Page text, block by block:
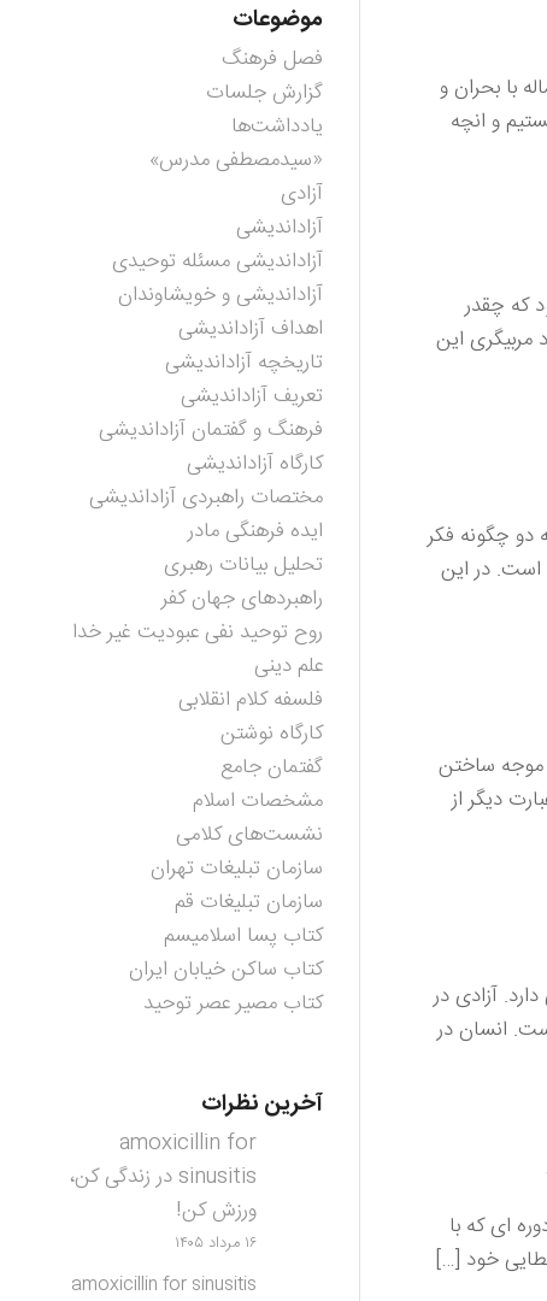
با بحران و
و انچه
که چقدر
این
دو چگونه فکر
است. در این
موجه ساختن
دیگر از
آزادی در
انسان در
ای که با
خود […]
موضوعات
فصل فرهنگ
گزارش جلسات
یادداشت‌ها
«سیدمصطفی مدرس»
آزادی
آزاداندیشی
آزاداندیشی مسئله توحیدی
آزاداندیشی و خویشاوندان
اهداف آزاداندیشی
تاریخچه آزاداندیشی
تعریف آزاداندیشی
فرهنگ و گفتمان آزاداندیشی
کارگاه آزاداندیشی
مختصات راهبردی آزاداندیشی
ایده فرهنگی مادر
تحلیل بیانات رهبری
راهبردهای جهان کفر
روح توحید نفی عبودیت غیر خدا
علم دینی
فلسفه کلام انقلابی
کارگاه نوشتن
گفتمان جامع
مشخصات اسلام
نشست‌های کلامی
سازمان تبلیغات تهران
سازمان تبلیغات قم
کتاب پسا اسلامیسم
کتاب ساکن خیابان ایران
کتاب مصیر عصر توحید
آخرین نظرات
amoxicillin for
sinusitis درزندگی کن،
ورزش کن!
۱۶ مرداد ۱۴۰۵
amoxicillin for sinusitis